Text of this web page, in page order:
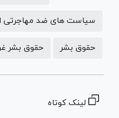
سیاست های ضد مهاجرتی
حقوق بشر حقوق بشر
لینک کوتاه